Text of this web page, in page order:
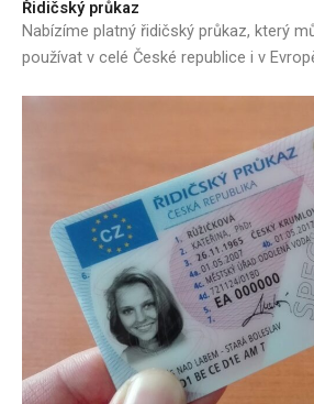
Řidičský průkaz
Nabízíme platný řidičský průkaz, který
používat v celé České republice i v